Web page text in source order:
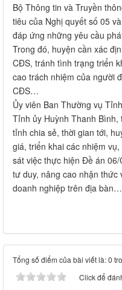
Bộ Thông tin và Truyền
tiêu của Nghị quyết số 05
đáp ứng những yêu cầu
Trong đó, huyện cần xác
CĐS, tránh tình trạng triển
cao trách nhiệm của người
CĐS…
Ủy viên Ban Thường vụ
Tỉnh ủy Huỳnh Thanh
tỉnh chia sẻ, thời gian tới,
giá, triển khai các nhiệm
sát việc thực hiện Đề án
tư duy, nâng cao nhận
doanh nghiệp trên địa bàn…
Tổng số điểm của bài viết là: 0
Click để